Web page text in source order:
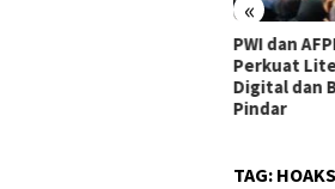
«
PWI dan
Perkuat
Digital dan
Pindar
TAG: HOAKS